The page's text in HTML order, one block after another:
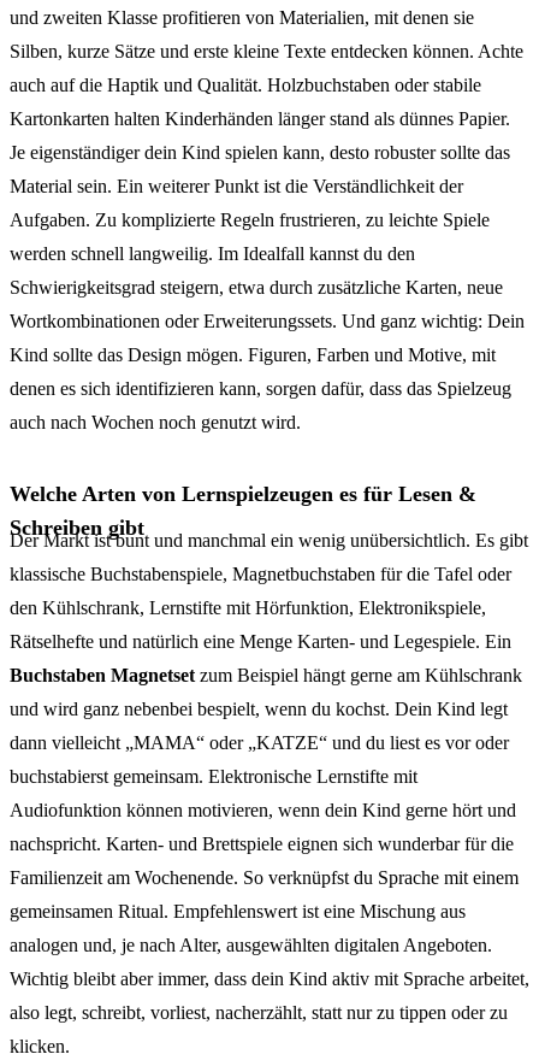
und zweiten Klasse profitieren von Materialien, mit denen sie
Silben, kurze Sätze und erste kleine Texte entdecken können. Achte
auch auf die Haptik und Qualität. Holzbuchstaben oder stabile
Kartonkarten halten Kinderhänden länger stand als dünnes Papier.
Je eigenständiger dein Kind spielen kann, desto robuster sollte das
Material sein. Ein weiterer Punkt ist die Verständlichkeit der
Aufgaben. Zu komplizierte Regeln frustrieren, zu leichte Spiele
werden schnell langweilig. Im Idealfall kannst du den
Schwierigkeitsgrad steigern, etwa durch zusätzliche Karten, neue
Wortkombinationen oder Erweiterungssets. Und ganz wichtig: Dein
Kind sollte das Design mögen. Figuren, Farben und Motive, mit
denen es sich identifizieren kann, sorgen dafür, dass das Spielzeug
auch nach Wochen noch genutzt wird.
Welche Arten von Lernspielzeugen es für Lesen &
Schreiben gibt
Der Markt ist bunt und manchmal ein wenig unübersichtlich. Es gibt
klassische Buchstabenspiele, Magnetbuchstaben für die Tafel oder
den Kühlschrank, Lernstifte mit Hörfunktion, Elektronikspiele,
Rätselhefte und natürlich eine Menge Karten- und Legespiele. Ein
Buchstaben Magnetset zum Beispiel hängt gerne am Kühlschrank
und wird ganz nebenbei bespielt, wenn du kochst. Dein Kind legt
dann vielleicht „MAMA“ oder „KATZE“ und du liest es vor oder
buchstabierst gemeinsam. Elektronische Lernstifte mit
Audiofunktion können motivieren, wenn dein Kind gerne hört und
nachspricht. Karten- und Brettspiele eignen sich wunderbar für die
Familienzeit am Wochenende. So verknüpfst du Sprache mit einem
gemeinsamen Ritual. Empfehlenswert ist eine Mischung aus
analogen und, je nach Alter, ausgewählten digitalen Angeboten.
Wichtig bleibt aber immer, dass dein Kind aktiv mit Sprache arbeitet,
also legt, schreibt, vorliest, nacherzählt, statt nur zu tippen oder zu
klicken.